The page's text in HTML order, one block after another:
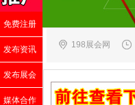
198展会网
免费注册
发布资讯
发布展会
媒体合作